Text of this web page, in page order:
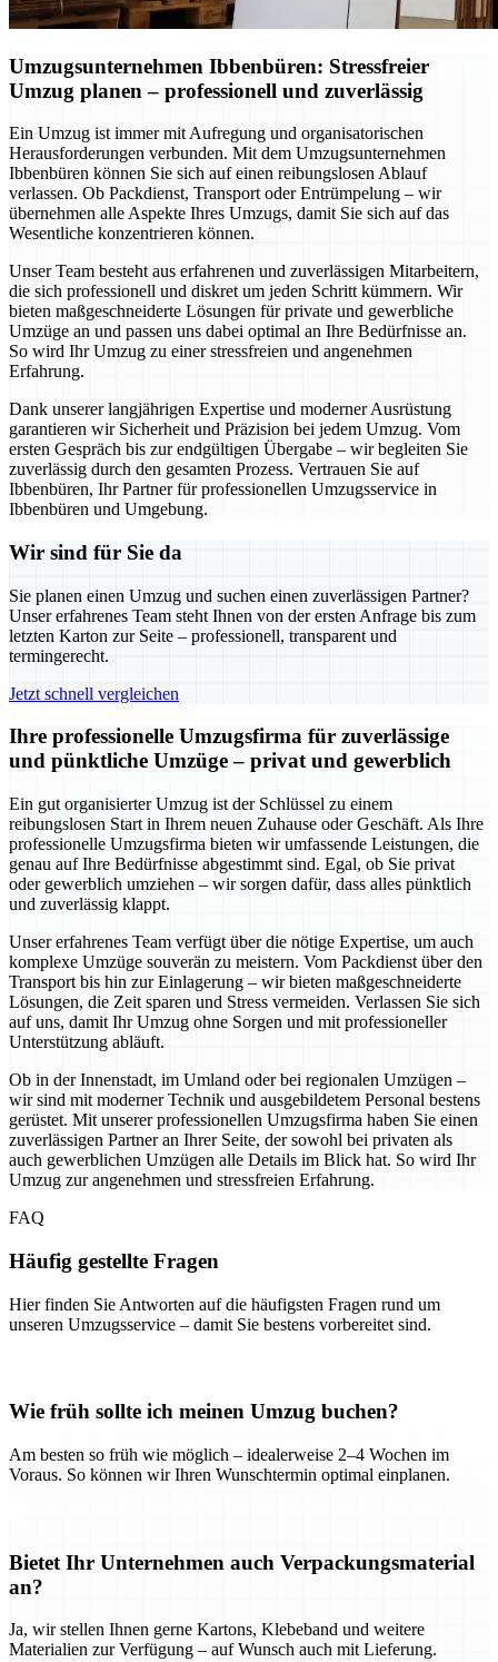
Umzugsunternehmen Ibbenbüren: Stressfreier
Umzug planen – professionell und zuverlässig
Ein Umzug ist immer mit Aufregung und organisatorischen
Herausforderungen verbunden. Mit dem Umzugsunternehmen
Ibbenbüren können Sie sich auf einen reibungslosen Ablauf
verlassen. Ob Packdienst, Transport oder Entrümpelung – wir
übernehmen alle Aspekte Ihres Umzugs, damit Sie sich auf das
Wesentliche konzentrieren können.
Unser Team besteht aus erfahrenen und zuverlässigen Mitarbeitern,
die sich professionell und diskret um jeden Schritt kümmern. Wir
bieten maßgeschneiderte Lösungen für private und gewerbliche
Umzüge an und passen uns dabei optimal an Ihre Bedürfnisse an.
So wird Ihr Umzug zu einer stressfreien und angenehmen
Erfahrung.
Dank unserer langjährigen Expertise und moderner Ausrüstung
garantieren wir Sicherheit und Präzision bei jedem Umzug. Vom
ersten Gespräch bis zur endgültigen Übergabe – wir begleiten Sie
zuverlässig durch den gesamten Prozess. Vertrauen Sie auf
Ibbenbüren, Ihr Partner für professionellen Umzugsservice in
Ibbenbüren und Umgebung.
Wir sind für Sie da
Sie planen einen Umzug und suchen einen zuverlässigen Partner?
Unser erfahrenes Team steht Ihnen von der ersten Anfrage bis zum
letzten Karton zur Seite – professionell, transparent und
termingerecht.
Jetzt schnell vergleichen
Ihre professionelle Umzugsfirma für zuverlässige
und pünktliche Umzüge – privat und gewerblich
Ein gut organisierter Umzug ist der Schlüssel zu einem
reibungslosen Start in Ihrem neuen Zuhause oder Geschäft. Als Ihre
professionelle Umzugsfirma bieten wir umfassende Leistungen, die
genau auf Ihre Bedürfnisse abgestimmt sind. Egal, ob Sie privat
oder gewerblich umziehen – wir sorgen dafür, dass alles pünktlich
und zuverlässig klappt.
Unser erfahrenes Team verfügt über die nötige Expertise, um auch
komplexe Umzüge souverän zu meistern. Vom Packdienst über den
Transport bis hin zur Einlagerung – wir bieten maßgeschneiderte
Lösungen, die Zeit sparen und Stress vermeiden. Verlassen Sie sich
auf uns, damit Ihr Umzug ohne Sorgen und mit professioneller
Unterstützung abläuft.
Ob in der Innenstadt, im Umland oder bei regionalen Umzügen –
wir sind mit moderner Technik und ausgebildetem Personal bestens
gerüstet. Mit unserer professionellen Umzugsfirma haben Sie einen
zuverlässigen Partner an Ihrer Seite, der sowohl bei privaten als
auch gewerblichen Umzügen alle Details im Blick hat. So wird Ihr
Umzug zur angenehmen und stressfreien Erfahrung.
FAQ
Häufig gestellte Fragen
Hier finden Sie Antworten auf die häufigsten Fragen rund um
unseren Umzugsservice – damit Sie bestens vorbereitet sind.
Wie früh sollte ich meinen Umzug buchen?
Am besten so früh wie möglich – idealerweise 2–4 Wochen im
Voraus. So können wir Ihren Wunschtermin optimal einplanen.
Bietet Ihr Unternehmen auch Verpackungsmaterial
an?
Ja, wir stellen Ihnen gerne Kartons, Klebeband und weitere
Materialien zur Verfügung – auf Wunsch auch mit Lieferung.